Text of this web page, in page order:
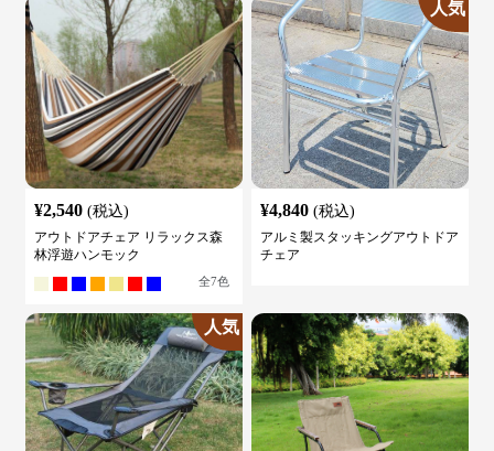
¥2,540 (税込)
アウトドアチェア リラックス森
林浮遊ハンモック
全7色
人気
¥4,840 (税込)
アルミ製スタッキングアウトドア
チェア
人気